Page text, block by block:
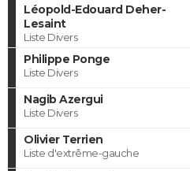
Léopold-Edouard Deher-
Lesaint
Liste Divers
Philippe Ponge
Liste Divers
Nagib Azergui
Liste Divers
Olivier Terrien
Liste d'extrême-gauche